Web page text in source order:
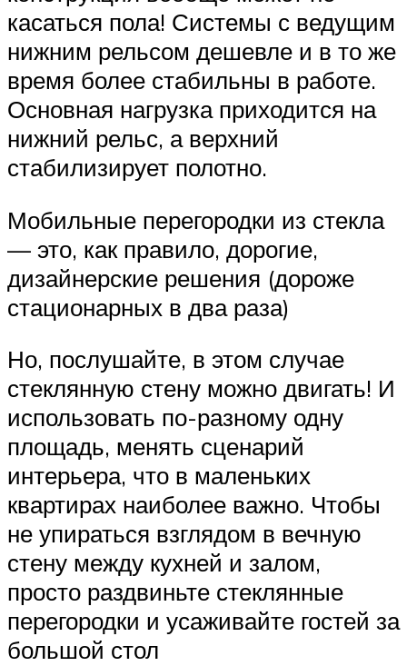
касаться пола! Системы с ведущим
нижним рельсом дешевле и в то же
время более стабильны в работе.
Основная нагрузка приходится на
нижний рельс, а верхний
стабилизирует полотно.
Мобильные перегородки из стекла
— это, как правило, дорогие,
дизайнерские решения (дороже
стационарных в два раза)
Но, послушайте, в этом случае
стеклянную стену можно двигать! И
использовать по-разному одну
площадь, менять сценарий
интерьера, что в маленьких
квартирах наиболее важно. Чтобы
не упираться взглядом в вечную
стену между кухней и залом,
просто раздвиньте стеклянные
перегородки и усаживайте гостей за
большой стол